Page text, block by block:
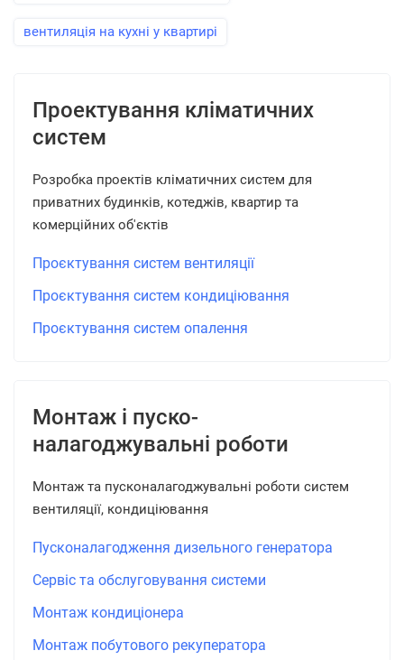
вентиляція на кухні у квартирі
Проектування кліматичних
систем
Розробка проектів кліматичних систем для
приватних будинків, котеджів, квартир та
комерційних об'єктів
Проєктування систем вентиляції
Проєктування систем кондиціювання
Проєктування систем опалення
Монтаж і пуско-
налагоджувальні роботи
Монтаж та пусконалагоджувальні роботи систем
вентиляції, кондиціювання
Пусконалагодження дизельного генератора
Сервіс та обслуговування системи
Монтаж кондиціонера
Монтаж побутового рекуператора